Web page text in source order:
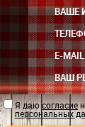
ВАШЕ
E-MAIL
ВАШ
Я даюсогласие
персональных